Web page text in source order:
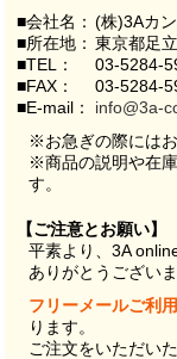
■会社名： (株)3Aカ
■所在地： 東京都足
■TEL：
03-5284-
■FAX：
03-5284-
■E-mail：
info@3a-
※お急ぎの際には
※商品の説明や在
す。
【ご注意とお願い】
平素より、3A
ありがとうございま
フリーメールご利
ります。
ご注文をいただい